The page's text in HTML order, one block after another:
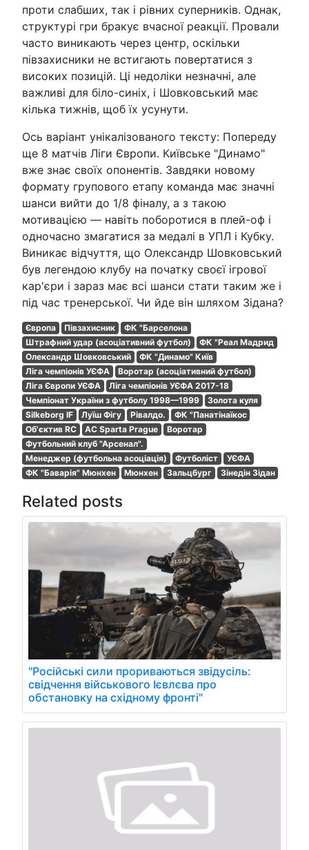
проти слабших, так і рівних суперників. Однак,
структурі гри бракує вчасної реакції. Провали
часто виникають через центр, оскільки
півзахисники не встигають повертатися з
високих позицій. Ці недоліки незначні, але
важливі для біло-синіх, і Шовковський має
кілька тижнів, щоб їх усунути.
Ось варіант унікалізованого тексту: Попереду
ще 8 матчів Ліги Європи. Київське "Динамо"
вже знає своїх опонентів. Завдяки новому
формату групового етапу команда має значні
шанси вийти до 1/8 фіналу, а з такою
мотивацією — навіть поборотися в плей-оф і
одночасно змагатися за медалі в УПЛ і Кубку.
Виникає відчуття, що Олександр Шовковський
був легендою клубу на початку своєї ігрової
кар'єри і зараз має всі шанси стати таким же і
під час тренерської. Чи йде він шляхом Зідана?
Європа Півзахисник
ФК "Барселона
Штрафний удар (асоціативний футбол)
ФК "Реал Мадрид
Олександр Шовковський
ФК "Динамо" Київ
Ліга чемпіонів УЄФА
Воротар (асоціативний футбол)
Ліга Європи УЄФА
Ліга чемпіонів УЄФА 2017-18
Чемпіонат України з футболу 1998—1999
Золота куля
Silkeborg IF
Луїш Фігу Рівалдо.
ФК "Панатінаїкос
Об'єктив RC
AC Sparta Prague
Воротар
Футбольний клуб "Арсенал".
Менеджер (футбольна асоціація)
Футболіст
УЄФА
ФК "Баварія" Мюнхен
Мюнхен Зальцбург Зінедін Зідан
Related posts
"Російські сили прориваються звідусіль:
свідчення військового Ієвлєва про
обстановку на східному фронті"